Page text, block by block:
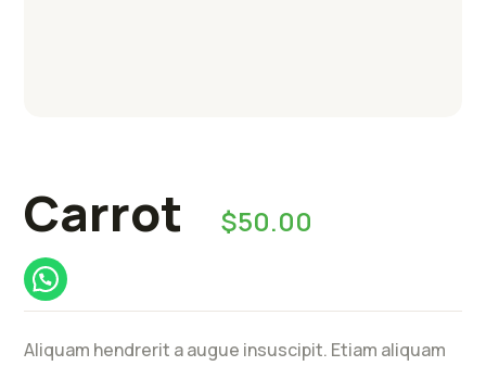
Carrot $50.00
Aliquam hendrerit a augue insuscipit. Etiam aliquam